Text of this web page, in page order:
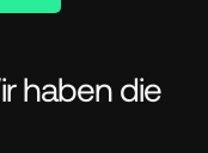
haben die